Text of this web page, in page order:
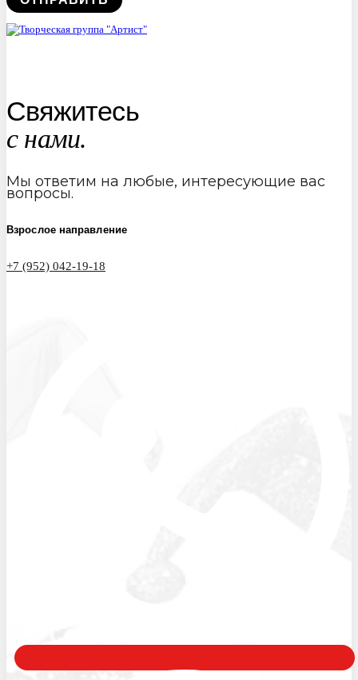
Свяжитесь
с нами.
Мы ответим на любые, интересующие вас
вопросы.
Взрослое направление
+7 (952) 042-19-18